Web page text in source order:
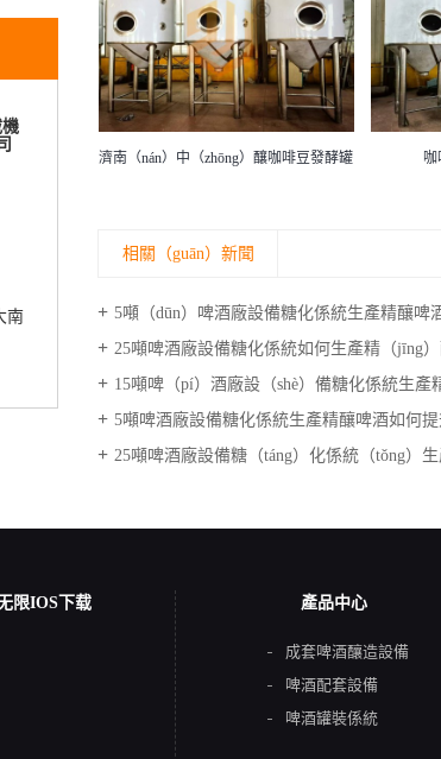
南
啡豆發酵罐 咖啡豆（dòu）發酵設備
相關（guān）新聞
5噸（dūn）啤酒廠設備糖化係統生產精釀啤酒如
25噸啤酒廠設備糖化係統如何生產精（jīng
15噸啤（pí）酒廠設（shè）備糖化係統生產精釀如何處理釀
5噸啤酒廠設備糖化係統生產精釀啤酒如何
25噸啤酒廠設備糖（táng）化係統（tǒng）生產啤（pí）酒需要哪些發
限IOS下载 產品中心
成套啤酒釀造設備
啤酒配套設備
啤酒罐裝係統